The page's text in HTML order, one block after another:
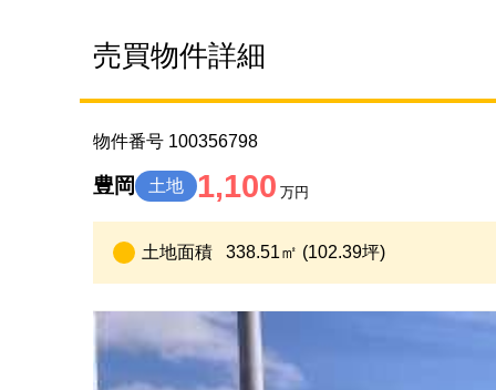
売買物件詳細
物件番号 100356798
豊岡 土地 1,100 万円
土地面積 338.51㎡ (102.39坪)